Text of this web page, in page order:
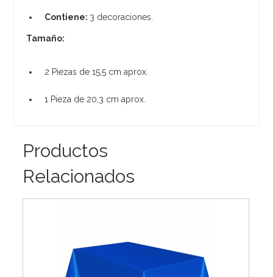
Contiene: 3 decoraciones.
Tamaño:
2 Piezas de 15,5 cm aprox.
1 Pieza de 20,3 cm aprox.
Productos
Relacionados